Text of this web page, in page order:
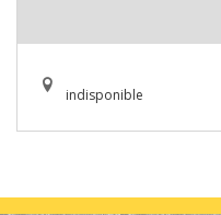
indisponible